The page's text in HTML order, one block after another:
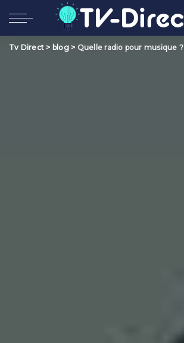
Tv Direct > blog> Quelle radio pour musique ?